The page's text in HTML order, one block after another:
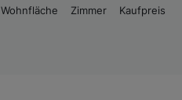
Wohnfläche
Zimmer Kaufpreis